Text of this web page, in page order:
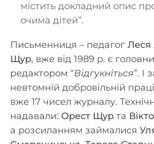
містить докладний опис
очима дітей”.
Письменниця – педагог Леся
Щур, вже від 1989 р. є
редактором “Відгукніться”. І
невтомній добровільній
вже 17 чисел журналу.
надавали: Орест Щур та
а розсиланням займалися